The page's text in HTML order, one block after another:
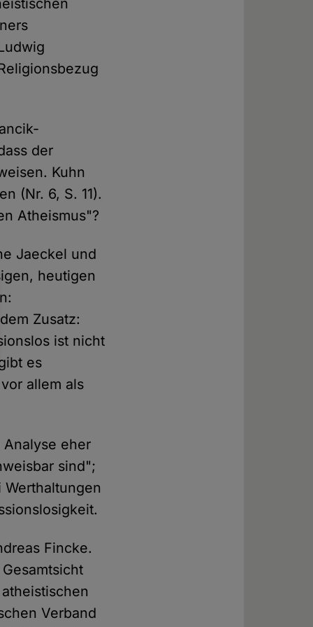
der
Kuhn
(Nr. 6, S. 11).
Atheismus"?
Jaeckel und
heutigen
Zusatz:
ist nicht
es
allem als
eher
sind";
Fincke.
Verband